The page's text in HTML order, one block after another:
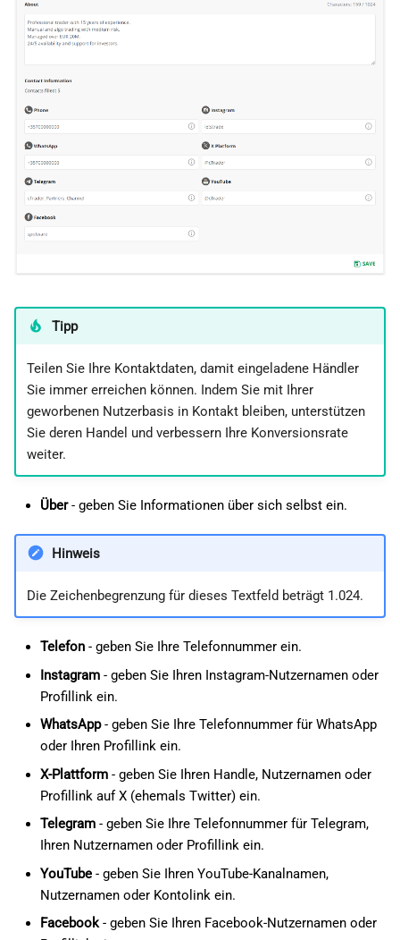
Tipp
Teilen Sie Ihre Kontaktdaten, damit eingeladene Händler
Sie immer erreichen können. Indem Sie mit Ihrer
geworbenen Nutzerbasis in Kontakt bleiben, unterstützen
Sie deren Handel und verbessern Ihre Konversionsrate
weiter.
Über- geben Sie Informationen über sich selbst ein.
Hinweis
Die Zeichenbegrenzung für dieses Textfeld beträgt 1.024.
Telefon- geben Sie Ihre Telefonnummer ein.
Instagram- geben Sie Ihren Instagram-Nutzernamen oder
Profillink ein.
WhatsApp- geben Sie Ihre Telefonnummer für WhatsApp
oder Ihren Profillink ein.
X-Plattform- geben Sie Ihren Handle, Nutzernamen oder
Profillink auf X (ehemals Twitter) ein.
Telegram- geben Sie Ihre Telefonnummer für Telegram,
Ihren Nutzernamen oder Profillink ein.
YouTube- geben Sie Ihren YouTube-Kanalnamen,
Nutzernamen oder Kontolink ein.
Facebook- geben Sie Ihren Facebook-Nutzernamen oder